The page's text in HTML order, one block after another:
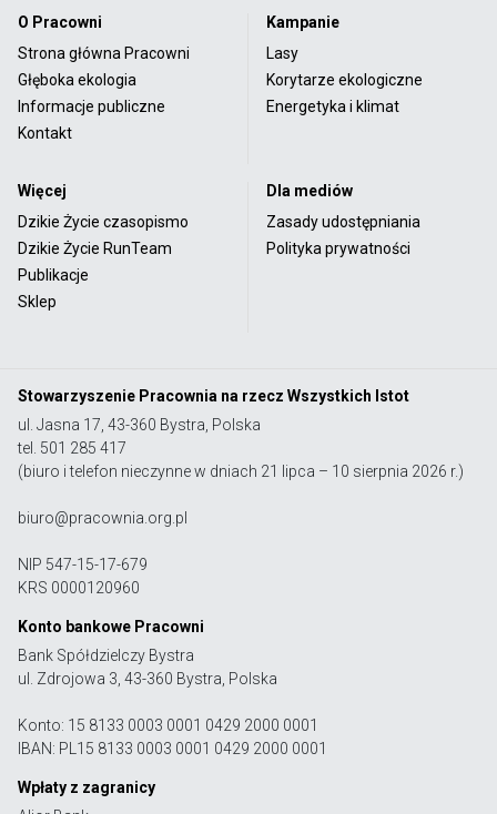
O Pracowni
Strona główna Pracowni
Głęboka ekologia
Informacje publiczne
Kontakt
Kampanie
Lasy
Korytarze ekologiczne
Energetyka i klimat
Więcej
Dzikie Życie czasopismo
Dzikie Życie RunTeam
Publikacje
Sklep
Dla mediów
Zasady udostępniania
Polityka prywatności
Stowarzyszenie Pracownia na rzecz Wszystkich Istot
ul. Jasna 17, 43-360 Bystra, Polska
tel. 501 285 417
(biuro i telefon nieczynne w dniach 21 lipca – 10 sierpnia 2026 r.)
biuro@pracownia.org.pl
NIP 547-15-17-679
KRS 0000120960
Konto bankowe Pracowni
Bank Spółdzielczy Bystra
ul. Zdrojowa 3, 43-360 Bystra, Polska
Konto: 15 8133 0003 0001 0429 2000 0001
IBAN: PL15 8133 0003 0001 0429 2000 0001
Wpłaty z zagranicy